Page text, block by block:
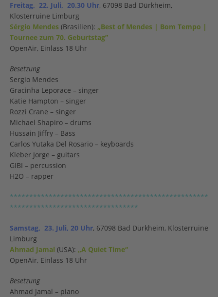
Freitag, 22. Juli, 20.30 Uhr, 67098 Bad Dürkheim,
Klosterruine Limburg
Sérgio Mendes (Brasilien): „Best of Mendes | Bom Tempo |
Tournee zum 70. Geburtstag”
OpenAir, Einlass 18 Uhr
Besetzung
Sergio Mendes
Gracinha Leporace – singer
Katie Hampton – singer
Rozzi Crane – singer
Michael Shapiro – drums
Hussain Jiffry – Bass
Carlos Yutaka Del Rosario – keyboards
Kleber Jorge – guitars
GIBI – percussion
H2O – rapper
***************************************************
*********************************
Samstag, 23. Juli, 20 Uhr, 67098 Bad Dürkheim, Klosterruine
Limburg
Ahmad Jamal (USA): „A Quiet Time“
OpenAir, Einlass 18 Uhr
Besetzung
Ahmad Jamal – piano